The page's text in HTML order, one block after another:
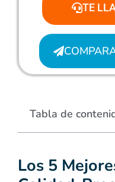
Los 5
TE
Tabla de